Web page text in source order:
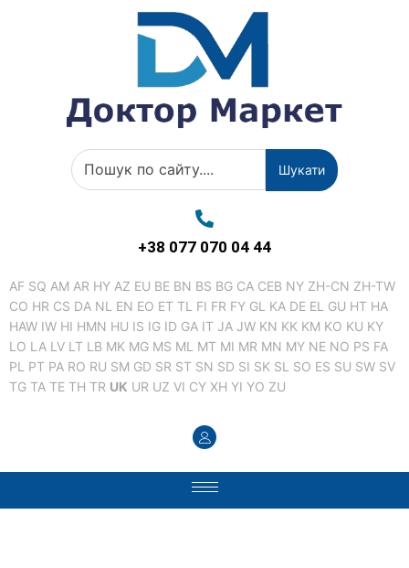
Шукати
+38 077 070 04 44
AF SQ AM AR HY AZ EU BE BN BS BG CA CEB NY ZH-CN ZH-TW
CO HR CS DA NL EN EO ET TL FI FR FY GL KA DE EL GU HT HA
HAW IW HI HMN HU IS IG ID GA IT JA JW KN KK KM KO KU KY
LO LA LV LT LB MK MG MS ML MT MI MR MN MY NE NO PS FA
PL PT PA RO RU SM GD SR ST SN SD SI SK SL SO ES SU SW SV
TG TA TE TH TR UK UR UZ VI CY XH YI YO ZU